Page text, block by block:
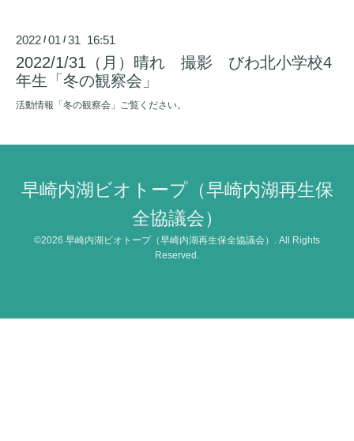
2022 /01 /31 16:51
2022/1/31（月）晴れ 撮影 びわ北小学校4
年生「冬の観察会」
活動情報「冬の観察会」ご覧ください。
早崎内湖ビオトープ（早崎内湖再生保
全協議会）
©2026 早崎内湖ビオトープ（早崎内湖再生保全協議会）
. All Rights
Reserved.